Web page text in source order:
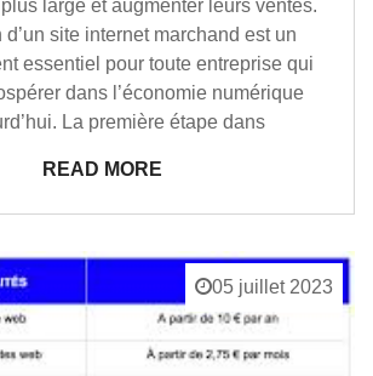
large et augmenter leurs ventes.
d’un site internet marchand est un
essentiel pour toute entreprise qui
dans l’économie numérique
La première étape dans
READ MORE
05 juillet 2023